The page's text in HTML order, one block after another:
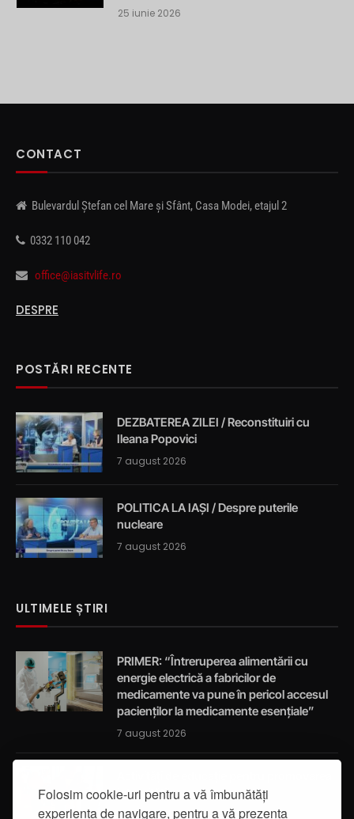
Folosim cookie-uri pentru a vă îmbunătăți
experiența de navigare, pentru a vă prezenta
25 iunie 2026
CONTACT
Bulevardul Ștefan cel Mare și Sfânt, Casa Modei, etajul 2
0332 110 042
office@iasitvlife.ro
DESPRE
POSTĂRI RECENTE
DEZBATEREA ZILEI / Reconstituiri cu
Ileana Popovici
7 august 2026
POLITICA LA IAȘI / Despre puterile
nucleare
7 august 2026
ULTIMELE ȘTIRI
PRIMER: “Întreruperea alimentării cu
energie electrică a fabricilor de
medicamente va pune în pericol accesul
pacienților la medicamente esențiale”
7 august 2026
integrității
7 august 2026